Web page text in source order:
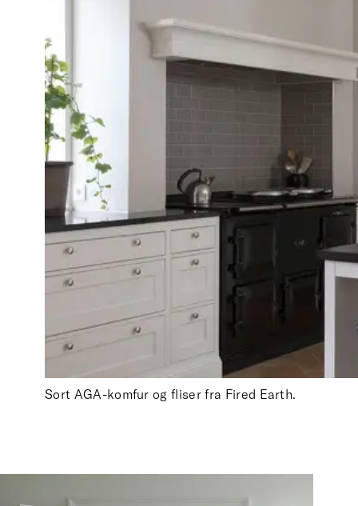
Sort AGA-komfur og fliser fra Fired Earth.